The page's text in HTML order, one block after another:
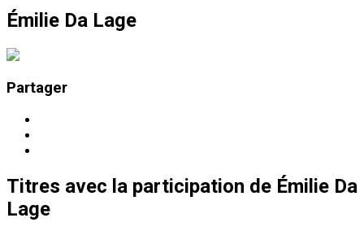
Émilie Da Lage
Partager
Titres avec la participation de Émilie Da
Lage